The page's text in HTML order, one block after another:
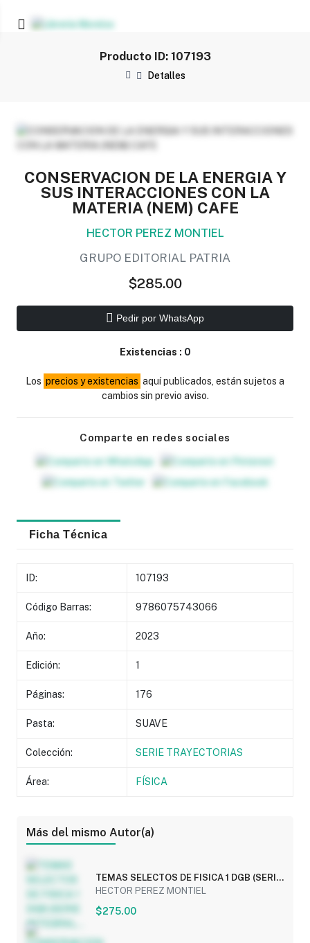
Producto ID: 107193
Detalles
CONSERVACION DE LA ENERGIA Y
SUS INTERACCIONES CON LA
MATERIA (NEM) CAFE
HECTOR PEREZ MONTIEL
GRUPO EDITORIAL PATRIA
$285.00
Pedir por WhatsApp
Existencias : 0
Los precios y existencias aquí publicados, están sujetos a
cambios sin previo aviso.
Comparte en redes sociales
Ficha Técnica
ID: 107193
Código Barras: 9786075743066
Año: 2023
Edición: 1
Páginas: 176
Pasta: SUAVE
Colección: SERIE TRAYECTORIAS
Área: FÍSICA
Más del mismo Autor(a)
TEMAS SELECTOS DE FISICA 1 DGB (SERIE
INTEGRAL...
HECTOR PEREZ MONTIEL
$275.00